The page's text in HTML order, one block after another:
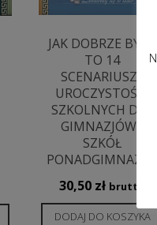
JAK DOBRZE BYĆ…
TO 14
SCENARIUSZY
UROCZYSTOŚCI
SZKOLNYCH DLA
GIMNAZJÓW I
SZKÓŁ
30,50 zł brutto
DODAJ DO KOSZYKA